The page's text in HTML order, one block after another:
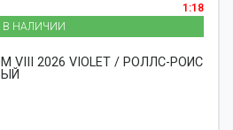
1:18
В НАЛИЧИИ
VIII 2026 VIOLET / РОЛЛС-РОЙС